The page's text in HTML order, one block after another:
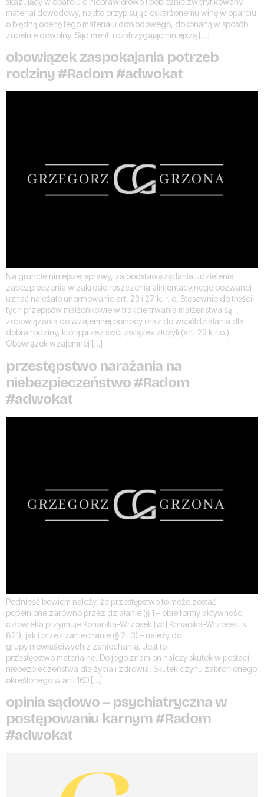
materiał dowodowy, nadto przypisując oskarżonemu winę w oparciu
o błędną ocenę tego materiału dowodowego, dokonaną w sposób
zupełnie dowolny. Sąd meriti rozstrzygając niniejszą […]
obowiązek zaspokajania potrzeb
rodziny #Radom #adwokat
Na gruncie niniejszej sprawy, za podstawę żądania udzielenia
zabezpieczenia w zakresie roszczenia alimentacyjnego pozwanej
uznać należało unormowanie art. 23 i 27 k. r. o. Stosownie do treści
tych przepisów małżonkowie w trakcie trwania małżeństwa są
zobowiązania do wzajemnej pomocy oraz do współdziałania dla
dobra rodziny, którą przez swój związek złożyli (art. 23 k.r.o.).
Obowiązek wzajemnej […]
przestępstwo narażania na
niebezpieczeństwo #Radom
#adwokat
Podnieść bowiem należy, że przestępstwo to może zostać
popełnione zarówno przez działanie (§ 1 – obie formy aktywności
człowieka przyjmuje Konarska-Wrzosek [w:] Konarska-Wrzosek, s.
821), jak i przez zaniechanie (§ 2 i 3) – należy do
grupy niewłaściwych z zaniechania. Jest to
przestępstwo materialne. Do jego znamion należy skutek w postaci
niebezpieczeństwa dla życia i zdrowia. Skutek czynu zabronionego
określonego w art. 160 […]
opinia sądowo – psychiatryczna w
postępowaniu karnym #Radom
#adwokat